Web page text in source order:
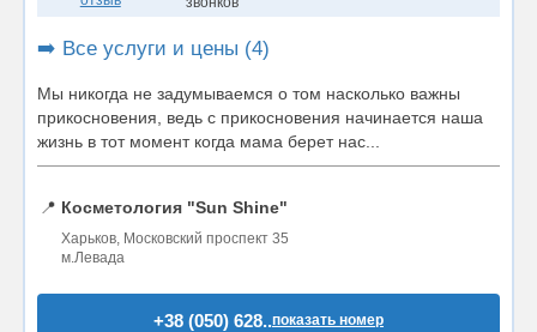
➡️ Все услуги и цены (4)
Мы никогда не задумываемся о том насколько важны
прикосновения, ведь с прикосновения начинается наша
жизнь в тот момент когда мама берет нас...
📍 Косметология "Sun Shine"
Харьков, Московский проспект 35
м.Левада
+38 (050) 628..показать номер